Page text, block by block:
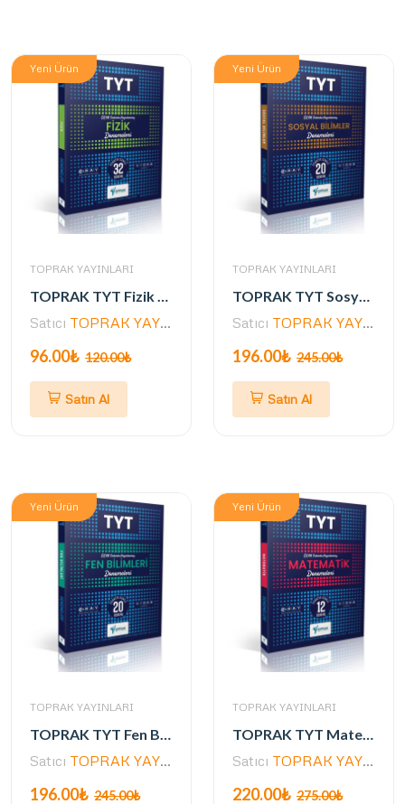
Yeni Ürün
TOPRAK YAYINLARI
TOPRAK TYT Fizik Deneme Kitabı (GÜNCEL)
Satıcı TOPRAK YAYINLARI
96.00₺ 120.00₺
Satın Al
Yeni Ürün
TOPRAK YAYINLARI
TOPRAK TYT Sosyal Bilimler Deneme Kitabı (GUNCEL)
Satıcı TOPRAK YAYINLARI
196.00₺ 245.00₺
Satın Al
Yeni Ürün
TOPRAK YAYINLARI
TOPRAK TYT Fen Bilimleri Deneme Kitabı (GUNCEL)
Satıcı TOPRAK YAYINLARI
196.00₺ 245.00₺
Yeni Ürün
TOPRAK YAYINLARI
TOPRAK TYT Matematik Deneme Kitabı (GÜNCEL)
Satıcı TOPRAK YAYINLARI
220.00₺ 275.00₺